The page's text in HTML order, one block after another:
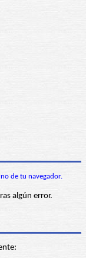
de tu navegador.
algún error.